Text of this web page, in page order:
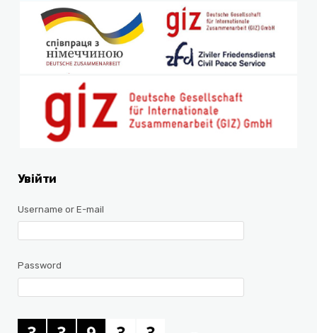
Увійти
Username or E-mail
Password